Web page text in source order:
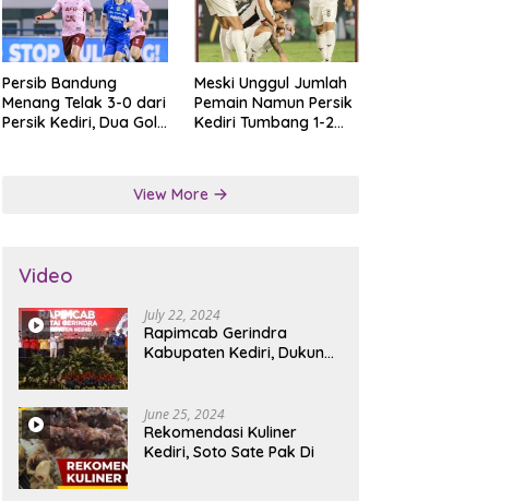
Persib Bandung
Menang Telak 3-0 dari
Persik Kediri, Dua Gol
Meski Unggul Jumlah
Pemain Namun Persik
Kediri Tumbang 1-2
View More
Video
July 22, 2024
Rapimcab Gerindra
Kabupaten Kediri, Dukung
June 25, 2024
Rekomendasi Kuliner
Kediri, Soto Sate Pak Di